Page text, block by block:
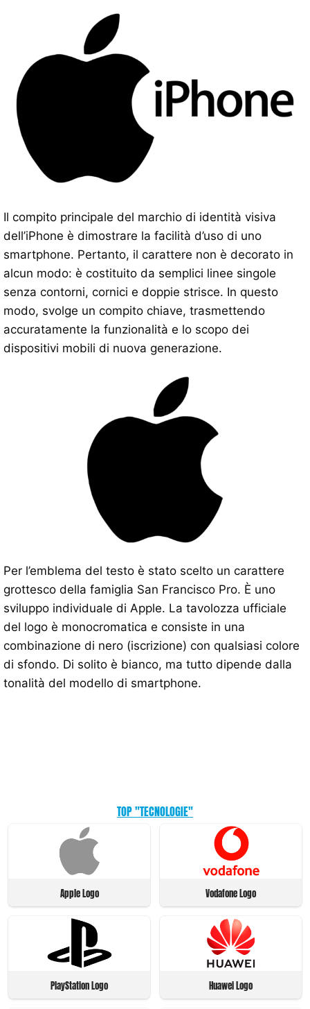
Il compito principale del marchio di identità visiva
dell’iPhone è dimostrare la facilità d’uso di uno
smartphone. Pertanto, il carattere non è decorato in
alcun modo: è costituito da semplici linee singole
senza contorni, cornici e doppie strisce. In questo
modo, svolge un compito chiave, trasmettendo
accuratamente la funzionalità e lo scopo dei
dispositivi mobili di nuova generazione.
Per l’emblema del testo è stato scelto un carattere
grottesco della famiglia San Francisco Pro. È uno
sviluppo individuale di Apple. La tavolozza ufficiale
del logo è monocromatica e consiste in una
combinazione di nero (iscrizione) con qualsiasi colore
di sfondo. Di solito è bianco, ma tutto dipende dalla
tonalità del modello di smartphone.
TOP "TECNOLOGIE"
Apple Logo Vodafone Logo
PlayStation Logo Huawei Logo